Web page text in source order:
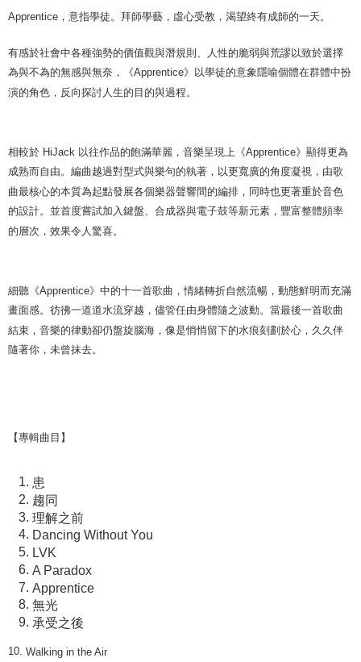
Apprentice ，意指學徒。拜師學藝，虛心受教，渴望終有成師的一天。
有感於社會中各種強勢的價值觀與潛規則、人性的脆弱與荒謬以致於選擇
為與不為的無感與無奈，《Apprentice》以學徒的意象隱喻個體在群體中扮
演的角色，反向探討人生的目的與過程。
相較於 HiJack 以往作品的飽滿華麗，音樂呈現上《Apprentice》顯得更為
成熟而自由。編曲越過對型式與樂句的執著，以更寬廣的角度凝視，由歌
曲最核心的本質為起點發展各個樂器聲響間的編排，同時也更著重於音色
的設計。並首度嘗試加入鍵盤、合成器與電子鼓等新元素，豐富整體頻率
的層次，效果令人驚喜。
細聽《Apprentice》中的十一首歌曲，情緒轉折自然流暢，動態鮮明而充滿
畫面感。彷彿一道道水流穿越，儘管任由身體隨之波動。當最後一首歌曲
結束，音樂的律動卻仍盤旋腦海，像是悄悄留下的水痕刻劃於心，久久伴
隨著你，未曾抹去。
【專輯曲目】
患
趨同
理解之前
Dancing Without You
LVK
A Paradox
Apprentice
無光
承受之後
10. Walking in the Air